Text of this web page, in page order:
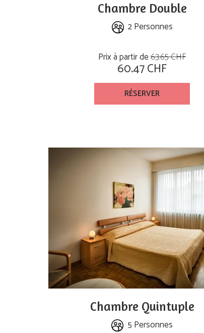
Chambre Double
2 Personnes
Prix à partir de63.65 CHF
60.47 CHF
RÉSERVER
Chambre Quintuple
5 Personnes